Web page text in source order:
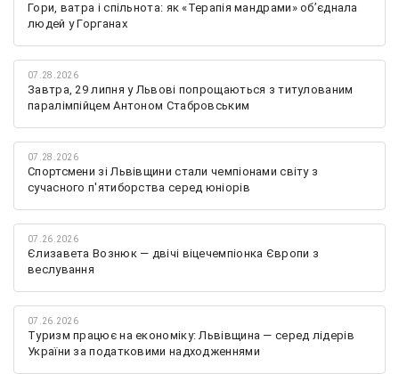
Гори, ватра і спільнота: як «Терапія мандрами» об’єднала
людей у Горганах
07.28.2026
Завтра, 29 липня у Львові попрощаються з титулованим
паралімпійцем Антоном Стабровським
07.28.2026
Спортсмени зі Львівщини стали чемпіонами світу з
сучасного п'ятиборства серед юніорів
07.26.2026
Єлизавета Вознюк — двічі віцечемпіонка Європи з
веслування
07.26.2026
Туризм працює на економіку: Львівщина — серед лідерів
України за податковими надходженнями